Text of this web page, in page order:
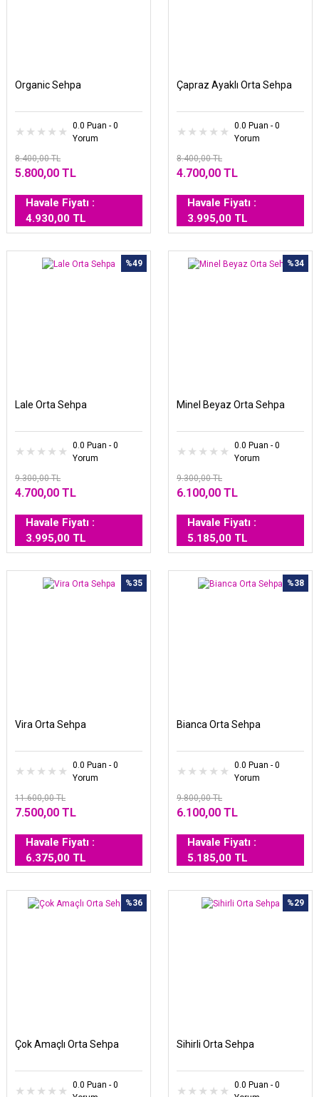
Organic Sehpa
0.0 Puan - 0
Yorum
8.400,00 TL
5.800,00 TL
Havale Fiyatı :
4.930,00 TL
Çapraz Ayaklı Orta Sehpa
0.0 Puan - 0
Yorum
8.400,00 TL
4.700,00 TL
Havale Fiyatı :
3.995,00 TL
%49
Lale Orta Sehpa
0.0 Puan - 0
Yorum
9.300,00 TL
4.700,00 TL
Havale Fiyatı :
3.995,00 TL
%34
Minel Beyaz Orta Sehpa
0.0 Puan - 0
Yorum
9.300,00 TL
6.100,00 TL
Havale Fiyatı :
5.185,00 TL
%35
Vira Orta Sehpa
0.0 Puan - 0
Yorum
11.600,00 TL
7.500,00 TL
Havale Fiyatı :
6.375,00 TL
%38
Bianca Orta Sehpa
0.0 Puan - 0
Yorum
9.800,00 TL
6.100,00 TL
Havale Fiyatı :
5.185,00 TL
%36
Çok Amaçlı Orta Sehpa
0.0 Puan - 0
%29
Sihirli Orta Sehpa
0.0 Puan - 0